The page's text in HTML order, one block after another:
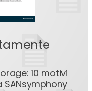
10 motivi